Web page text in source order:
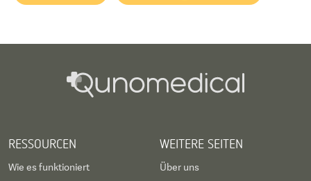
RESSOURCEN
Wie es funktioniert
WEITERE SEITEN
Über uns